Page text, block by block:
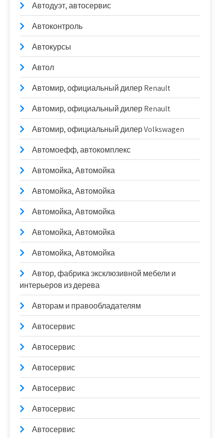
Автодуэт, автосервис
Автоконтроль
Автокурсы
Автол
Автомир, официальный дилер Renault
Автомир, официальный дилер Renault
Автомир, официальный дилер Volkswagen
Автомоефф, автокомплекс
Автомойка, Автомойка
Автомойка, Автомойка
Автомойка, Автомойка
Автомойка, Автомойка
Автомойка, Автомойка
Автор, фабрика эксклюзивной мебели и
интерьеров из дерева
Авторам и правообладателям
Автосервис
Автосервис
Автосервис
Автосервис
Автосервис
Автосервис